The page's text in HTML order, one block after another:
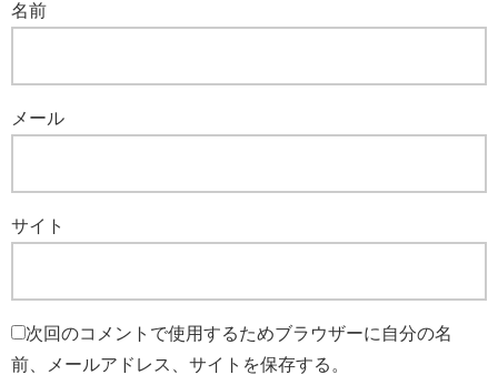
名前
メール
サイト
次回のコメントで使用するためブラウザーに自分の名
前、メールアドレス、サイトを保存する。